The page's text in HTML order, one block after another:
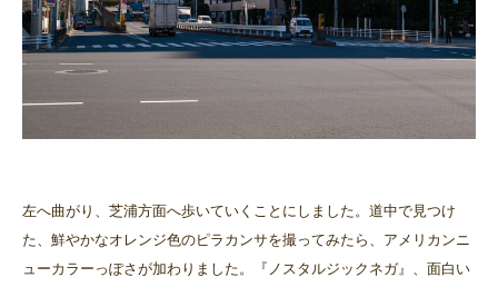
左へ曲がり、芝浦方面へ歩いていくことにしました。道中で見つけ
た、鮮やかなオレンジ色のピラカンサを撮ってみたら、アメリカンニ
ューカラーっぽさが加わりました。『ノスタルジックネガ』、面白い